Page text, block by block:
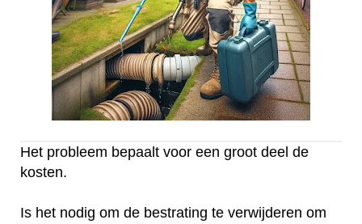
Het probleem bepaalt voor een groot deel de
kosten.
Is het nodig om de bestrating te verwijderen om